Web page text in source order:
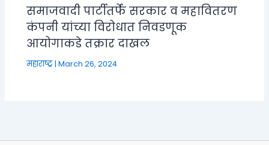
समाजवादी पार्टीतर्फे सरकार व महावितरण
कंपनी यांच्या विरोधात निवडणूक
आयोगाकडे तक्रार दाखल
महाराष्ट्र|March 26, 2024